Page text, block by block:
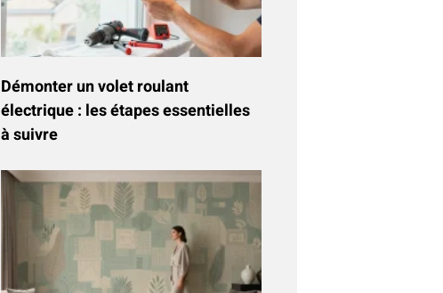
Démonter un volet roulant
électrique : les étapes essentielles
à suivre